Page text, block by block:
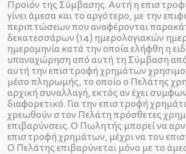
Προϊόν της Σύμβασης. Αυτή η
γίνει άμεσα και το αργότερο, με την
περιπτώσεων που αναφέρονται
δεκατεσσάρων (14) ημερολογιακών
ημερομηνία κατά την οποία ελήφθη η
υπαναχώρηση από αυτή τη Σύμβαση
αυτή την επιστροφή χρημάτων
μέσο πληρωμής, το οποίο ο Πελάτης
αρχική συναλλαγή, εκτός αν έχει
διαφορετικό. Για την επιστροφή
χρεωθούν στον Πελάτη πρόσθετες
επιβαρύνσεις. Ο Πωλητής μπορεί να
επιστροφή χρημάτων, μέχρι να του
Ο Πελάτης επιβαρύνεται μόνο με το